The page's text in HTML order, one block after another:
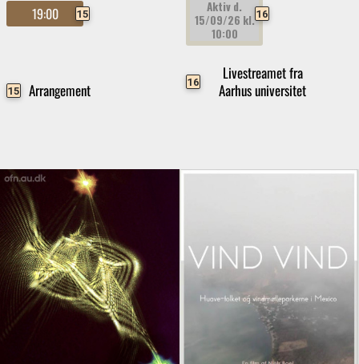
19:00
15
15 Arrangement
16
Aktiv d.
15/09/26 kl.
10:00
16
Livestreamet fra
Aarhus universitet